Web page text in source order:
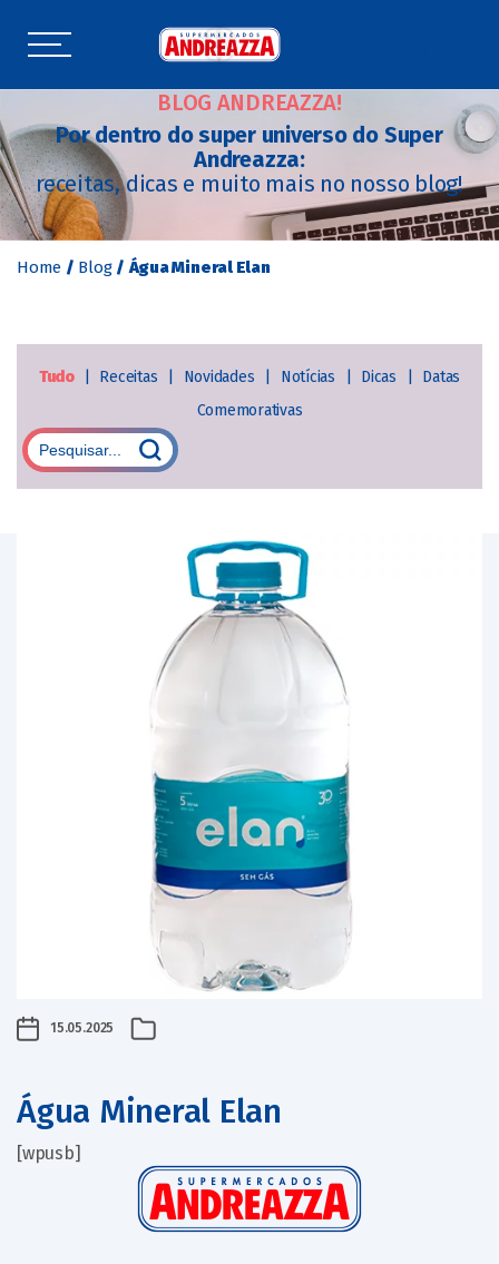
BLOG ANDREAZZA!
Por dentro do super universo do Super
Andreazza:
receitas, dicas e muito mais no nosso blog!
Home / Blog / Água Mineral Elan
Tudo Receitas Novidades Notícias Dicas
Datas
Comemorativas
15.05.2025
Água Mineral Elan
[wpusb]